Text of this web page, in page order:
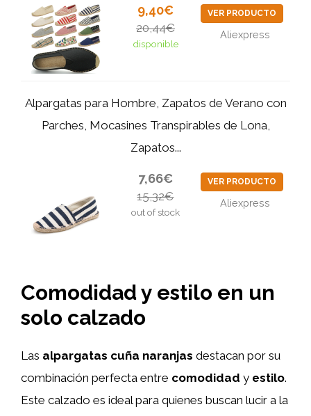
9,40€
20,44€
disponible
VER PRODUCTO
Aliexpress
Alpargatas para Hombre, Zapatos de Verano con
Parches, Mocasines Transpirables de Lona,
Zapatos...
7,66€
15,32€
out of stock
VER PRODUCTO
Aliexpress
Comodidad y estilo en un
solo calzado
Las alpargatas cuña naranjas destacan por su
combinación perfecta entre comodidad y estilo.
Este calzado es ideal para quienes buscan lucir a la